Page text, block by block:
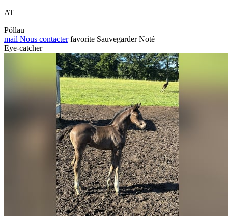
AT
Pöllau
mail Nous contacter favorite Sauvegarder Noté
Eye-catcher